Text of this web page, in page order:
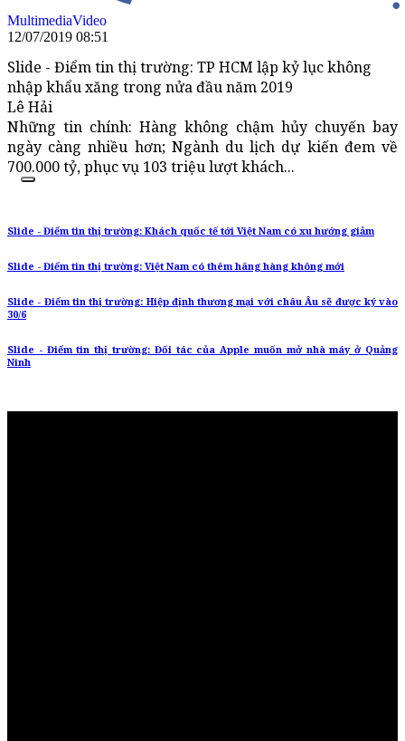
MultimediaVideo
12/07/2019 08:51
Slide - Điểm tin thị trường: TP HCM lập kỷ lục không
nhập khẩu xăng trong nửa đầu năm 2019
Lê Hải
Những tin chính: Hàng không chậm hủy chuyến bay
ngày càng nhiều hơn; Ngành du lịch dự kiến đem về
700.000 tỷ, phục vụ 103 triệu lượt khách...
Slide - Điểm tin thị trường: Khách quốc tế tới Việt Nam có xu hướng giảm
Slide - Điểm tin thị trường: Việt Nam có thêm hãng hàng không mới
Slide - Điểm tin thị trường: Hiệp định thương mại với châu Âu sẽ được ký vào
30/6
Slide - Điểm tin thị trường: Đối tác của Apple muốn mở nhà máy ở Quảng
Ninh